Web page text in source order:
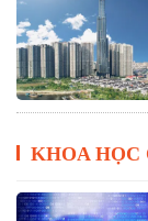
KHOA HỌC